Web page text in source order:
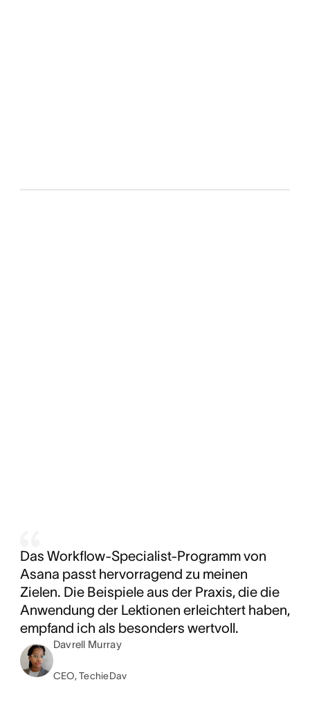
Das Workflow-Specialist-Programm von
Asana passt hervorragend zu meinen
Zielen. Die Beispiele aus der Praxis, die die
Anwendung der Lektionen erleichtert haben,
empfand ich als besonders wertvoll.
Davrell Murray
CEO, TechieDav